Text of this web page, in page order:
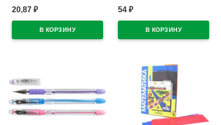
Охра (Orange) синий, 0,7мм
20,87 ₽
синий, 0,7мм, масло арт.ТА
54 ₽